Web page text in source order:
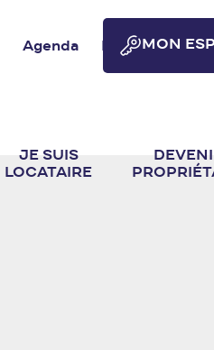
MON
JE SUIS
LOCATAIRE
Agenda Publications